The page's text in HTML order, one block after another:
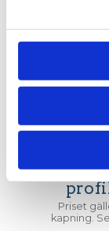
Priset
kapning.